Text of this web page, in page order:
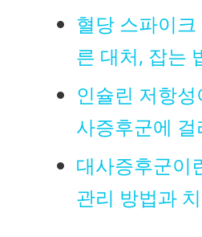
혈당 스파이
른 대처, 잡는
인슐린 저항
사증후군에 걸
대사증후군이
관리 방법과